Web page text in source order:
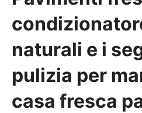
naturali e i
pulizia per
casa fresca